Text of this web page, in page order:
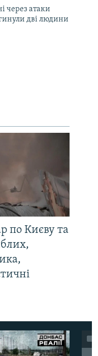
через атаки
дві людини
по Києву та